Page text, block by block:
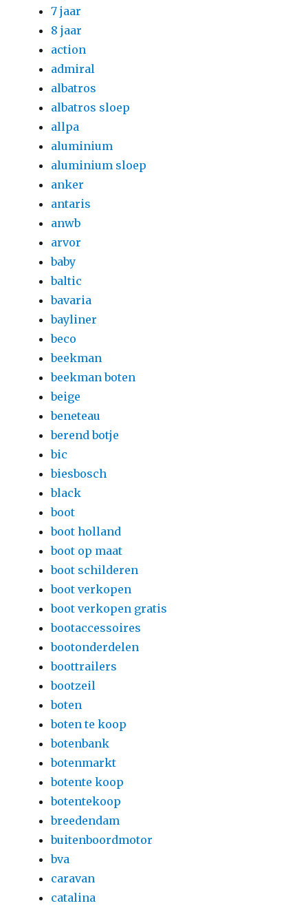
7 jaar
8 jaar
action
admiral
albatros
albatros sloep
allpa
aluminium
aluminium sloep
anker
antaris
anwb
arvor
baby
baltic
bavaria
bayliner
beco
beekman
beekman boten
beige
beneteau
berend botje
bic
biesbosch
black
boot
boot holland
boot op maat
boot schilderen
boot verkopen
boot verkopen gratis
bootaccessoires
bootonderdelen
boottrailers
bootzeil
boten
boten te koop
botenbank
botenmarkt
botente koop
botentekoop
breedendam
buitenboordmotor
bva
caravan
catalina